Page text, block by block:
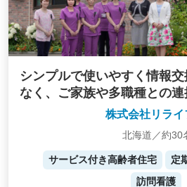
シンプルで使いやすく情報
なく、ご家族や多職種との
株式会社リライ
北海道／約30
サービス付き高齢者住宅 定
訪問看護